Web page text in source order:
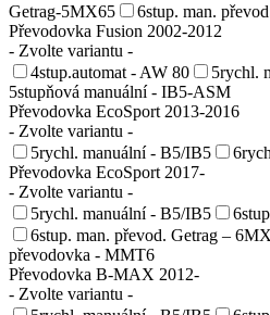
Getrag-5MX65
6stup. man.
Převodovka Fusion 2002-2012
- Zvolte variantu -
4stup.automat - AW 80
5rychl.
5stupňová manuální - IB5-ASM
Převodovka EcoSport 2013-2016
- Zvolte variantu -
5rychl. manuální - B5/IB5
Převodovka EcoSport 2017-
- Zvolte variantu -
5rychl. manuální - B5/IB5
6stup. man. převod. Getrag –
převodovka - MMT6
Převodovka B-MAX 2012-
- Zvolte variantu -